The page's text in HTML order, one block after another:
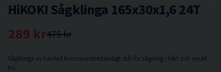
HiKOKI Sågklinga 165x30x1,6 24T
475 kr
289 kr
Sågklinga av härdad korrosionsbeständigt stål för sågning i hårt och mjukt
trä.